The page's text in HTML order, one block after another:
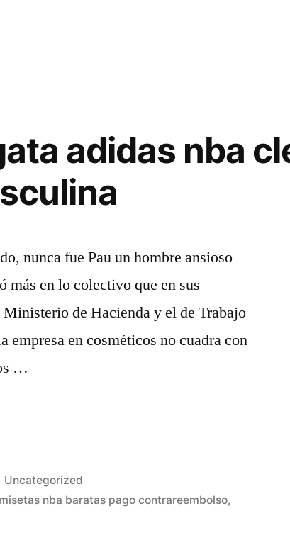
adidas nba
nunca fue Pau un hombre ansioso
más en lo colectivo que en sus
de Hacienda y el de Trabajo
empresa en cosméticos no cuadra con
…
Publicado
en
Uncategorized
nba baratas pago contrareembolso,